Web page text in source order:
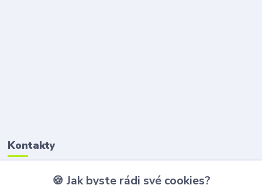
Kontakty
🍪 Jak byste rádi své cookies?